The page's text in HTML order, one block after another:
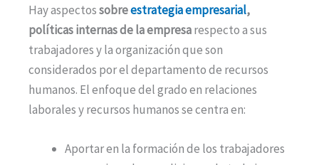
Hay aspectossobreestrategia empresarial,
políticas internas de la empresarespecto a sus
trabajadores y la organización que son
considerados por el departamento de recursos
humanos. El enfoque del grado en relaciones
laborales y recursos humanos se centra en:
Aportar en la formación de los trabajadores